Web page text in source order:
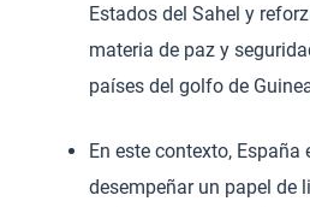
Estados del Sahel y
materia de paz y
países del golfo de
En este contexto,
desempeñar un papel de